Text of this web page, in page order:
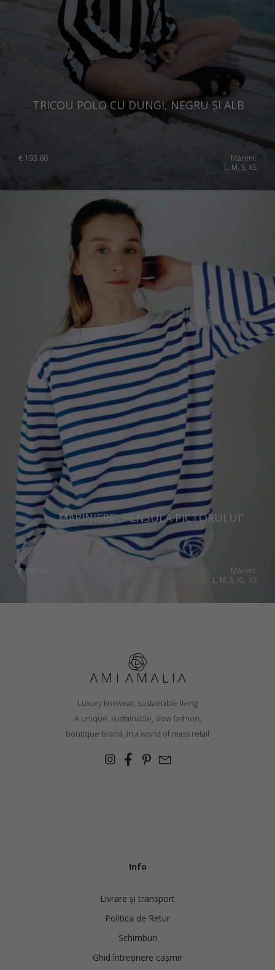
TRICOU POLO CU DUNGI, NEGRU ȘI ALB
€ 193.60
Mărimi:
L, M, S, XS
MARINIERE „PENSULA PICTORULUI”
€169.40
Mărimi:
L, M, S, XL, XS
Luxury knitwear, sustainable living
A unique, sustainable, slow fashion,
boutique brand, in a world of mass retail
Info
Livrare și transport
Politica de Retur
Schimburi
Ghid întreținere cașmir